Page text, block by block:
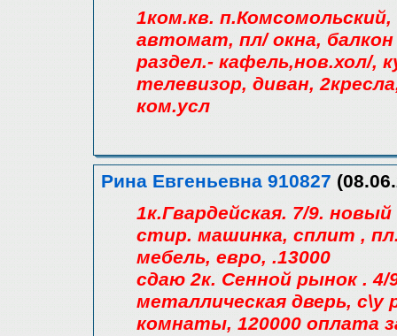
1ком.кв.
автомат, пл/ окна,
раздел.- кафель,нов.хол/,
телевизор, диван,
ком.усл
Рина Евгеньевна 910827
1к.Гвардейская. 7/9.
стир. машинка, сплит ,
мебель, евро, .13000
сдаю 2к. Сенной рынок . 4/
металлическая дверь, с\у
комнаты, 120000 оплата